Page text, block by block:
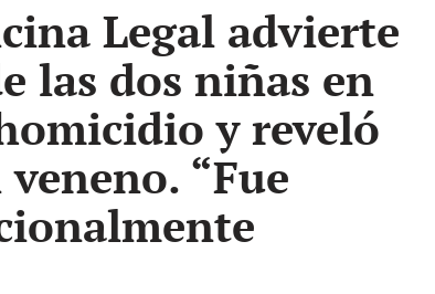
Legal advierte
las dos niñas en
y reveló
“Fue